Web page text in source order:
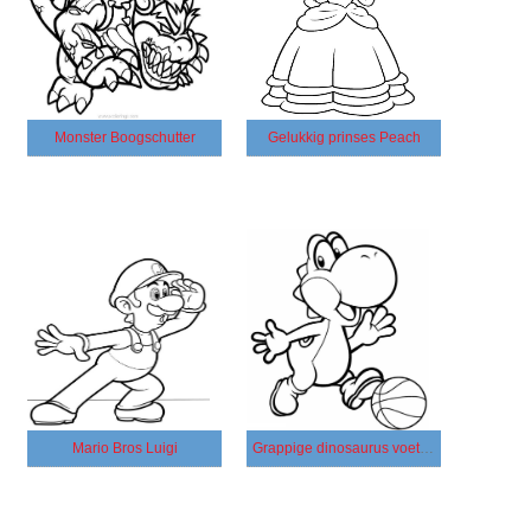
Monster Boogschutter Gelukkig prinses Peach
Mario Bros Luigi Grappige dinosaurus voetballen